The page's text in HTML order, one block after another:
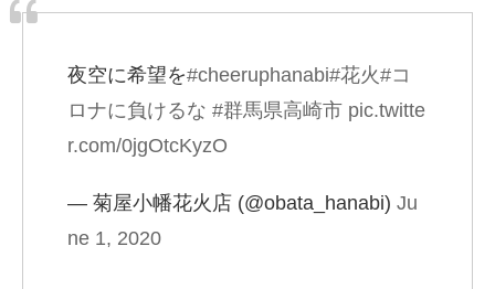
夜空に希望を#cheeruphanabi#花火#コ
ロナに負けるな #群馬県高崎市 pic.twitte
r.com/0jgOtcKyzO
— 菊屋小幡花火店 (@obata_hanabi) Ju
ne 1, 2020